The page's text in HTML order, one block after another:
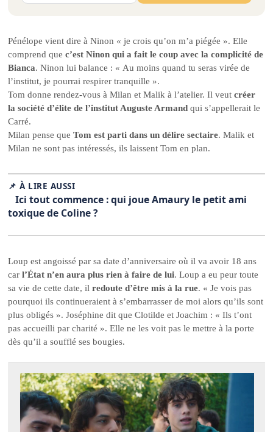
Pénélope vient dire à Ninon « je crois qu’on m’a piégée ». Elle
comprend quec’est Ninon qui a fait le coup avec la complicité de
Bianca. Ninon lui balance : « Au moins quand tu seras virée de
l’institut, je pourrai respirer tranquille ».
Tom donne rendez-vous à Milan et Malik à l’atelier. Il veutcréer
la société d’élite de l’institut Auguste Armand qui s’appellerait le
Carré.
Milan pense queTom est parti dans un délire sectaire. Malik et
Milan ne sont pas intéressés, ils laissent Tom en plan.
📌 À LIRE AUSSI
Ici tout commence : qui joue Amaury le petit ami
toxique de Coline ?
Loup est angoissé par sa date d’anniversaire où il va avoir 18 ans
carl’État n’en aura plus rien à faire de lui. Loup a eu peur toute
sa vie de cette date, ilredoute d’être mis à la rue. « Je vois pas
pourquoi ils continueraient à s’embarrasser de moi alors qu’ils sont
plus obligés ». Joséphine dit que Clotilde et Joachim : « Ils t’ont
pas accueilli par charité ». Elle ne les voit pas le mettre à la porte
dès qu’il a soufflé ses bougies.